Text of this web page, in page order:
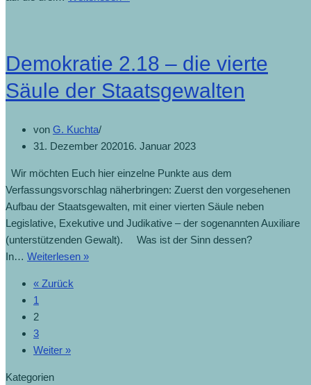
Demokratie 2.18 – die vierte
Säule der Staatsgewalten
von G. Kuchta
31. Dezember 202016. Januar 2023
Wir möchten Euch hier einzelne Punkte aus dem
Verfassungsvorschlag näherbringen: Zuerst den vorgesehenen
Aufbau der Staatsgewalten, mit einer vierten Säule neben
Legislative, Exekutive und Judikative – der sogenannten Auxiliare
(unterstützenden Gewalt). Was ist der Sinn dessen?
In… Weiterlesen »
« Zurück
1
2
3
Weiter »
Kategorien